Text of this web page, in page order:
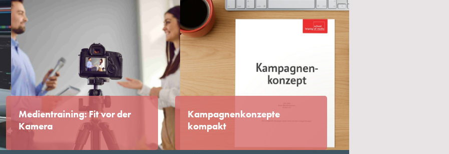
Medientraining: Fit vor der
Kamera
Kampagnenkonzepte
kompakt